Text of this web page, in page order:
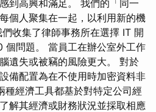
到高興和滿足。 我們的「同一
個人聚集在一起，以利用新的機
收集了律師事務所在選擇 IT 開
個問題。 當員工在辦公室外工作
遺失或被竊的風險更大。 對於
備配置為在不使用時加密資料非
種經濟工具都基於對特定公司經
解其經濟或財務狀況並採取相應